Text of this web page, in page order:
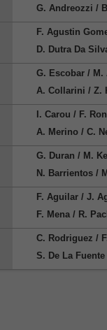
G. Andreozzi /
F. Agustin
D. Dutra Da
G. Escobar / M.
A. Collarini / Z.
I. Carou / F.
A. Merino / C.
G. Duran / M.
N. Barrientos /
F. Aguilar / J.
F. Mena / R.
C. Rodriguez /
S. De La